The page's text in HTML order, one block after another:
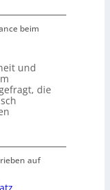
beim
und
die
auf